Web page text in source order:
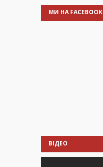
МИ НА FACEBOOK
ВІДЕО